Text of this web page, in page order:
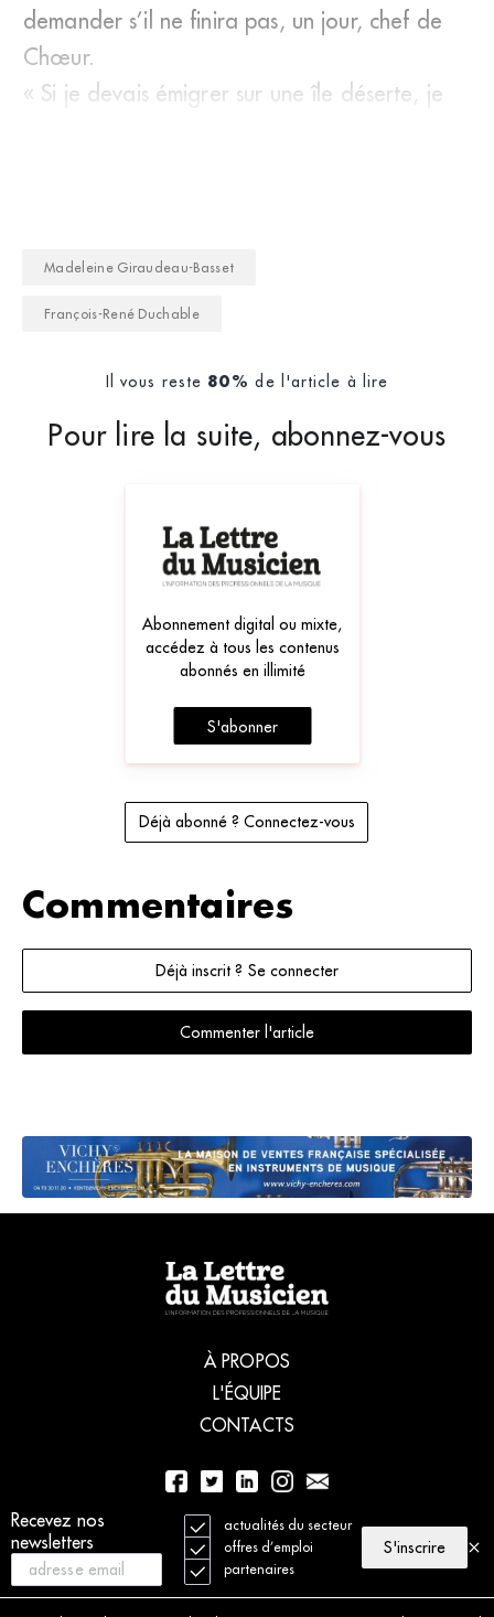
Recevez nos
newsletters
actualités du secteur
offres d’emploi
partenaires
S'inscrire
demander s’il ne finira pas, un jour, chef de
Chœur.
« Si je devais émigrer sur une île déserte, je
Madeleine Giraudeau-Basset
François-René Duchable
Il vous reste 80% de l'article à lire
Pour lire la suite, abonnez-vous
Abonnement digital ou mixte,
accédez à tous les contenus
abonnés en illimité
S'abonner
Déjà abonné ? Connectez-vous
Commentaires
Déjà inscrit ? Se connecter
Commenter l'article
À PROPOS
L'ÉQUIPE
CONTACTS
01 56 77 04 00
© 2021 La Lettre du Musicien. Tous droits réservés